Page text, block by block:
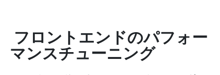
フロントエンドのパフォー
マンスチューニング